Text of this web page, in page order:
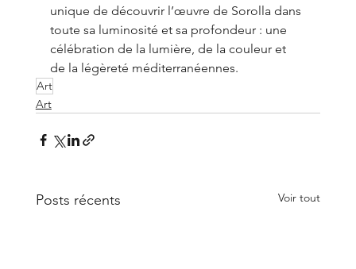
unique de découvrir l’œuvre de Sorolla dans
toute sa luminosité et sa profondeur : une
célébration de la lumière, de la couleur et
de la légèreté méditerranéennes.
Art
Art
Posts récents Voir tout